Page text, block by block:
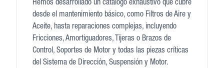
Hemos desarrollado un catálogo exhaustivo que cubre
desde el mantenimiento básico, como Filtros de Aire y
Aceite, hasta reparaciones complejas, incluyendo
Fricciones, Amortiguadores, Tijeras o Brazos de
Control, Soportes de Motor y todas las piezas críticas
del Sistema de Dirección, Suspensión y Motor.